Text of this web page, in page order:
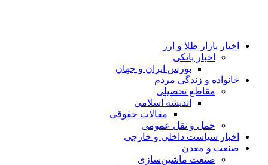
اخبار بازار طلا و ارز
اخبار بانکی
بورس ایران و جهان
خانواده و زندگی مردم
مقاطع تحصیلی
اندیشه اسلامی
مقالات حقوقی
حمل و نقل عمومی
اخبار سیاست داخلی و خارجی
صنعت و معدن
صنعت ماشین‌سازی